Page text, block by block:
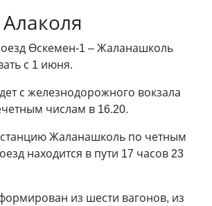
Өскемен-1 – Жаланашколь
с 1 июня.
с железнодорожного вокзала
числам в 16.20.
Жаланашколь по четным
находится в пути 17 часов 23
из шести вагонов, из